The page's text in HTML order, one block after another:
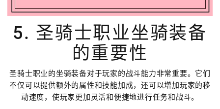
5. 圣骑士职业坐骑装备
的重要性
圣骑士职业的坐骑装备对于玩家的战斗能力非常重要。它们
不仅可以提供额外的属性和技能加成，还可以增加玩家的移
动速度，使玩家更加灵活和便捷地进行任务和战斗。